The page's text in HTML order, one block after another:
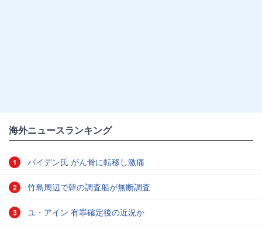
海外ニュースランキング
1 バイデン氏 がん骨に転移し激痛
2 竹島周辺で韓の調査船が無断調査
3 ユ・アイン 有罪確定後の近況か